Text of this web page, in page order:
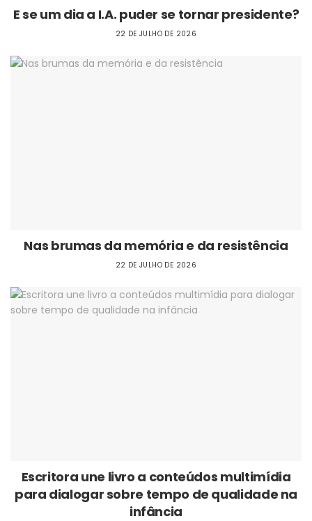
E se um dia a I.A. puder se tornar presidente?
22 DE JULHO DE 2026
Nas brumas da memória e da resistência
22 DE JULHO DE 2026
Escritora une livro a conteúdos multimídia
para dialogar sobre tempo de qualidade na
infância